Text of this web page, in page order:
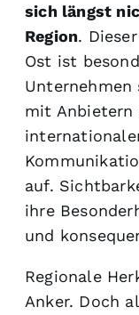
sich längst
Region.
Ost ist
mit Anbietern
auf.
ihre
und
Regionale
Anker. Doch